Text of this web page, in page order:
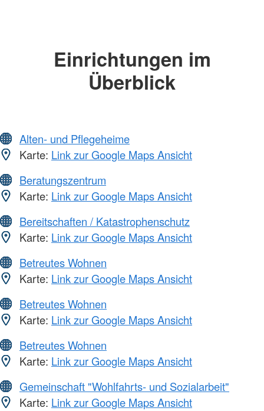
Einrichtungen im
Überblick
Alten- und Pflegeheime
Karte: Link zur Google Maps Ansicht
Beratungszentrum
Karte: Link zur Google Maps Ansicht
Bereitschaften / Katastrophenschutz
Karte: Link zur Google Maps Ansicht
Betreutes Wohnen
Karte: Link zur Google Maps Ansicht
Betreutes Wohnen
Karte: Link zur Google Maps Ansicht
Betreutes Wohnen
Karte: Link zur Google Maps Ansicht
Gemeinschaft "Wohlfahrts- und Sozialarbeit"
Karte: Link zur Google Maps Ansicht